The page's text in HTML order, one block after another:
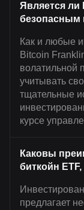
Является ли
безопасным
Как и любые
Bitcoin
волатильной
учитывать
тщательные
курсе
Каковы
биткойн
предлагает